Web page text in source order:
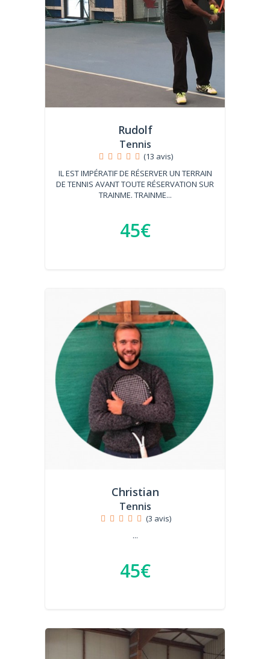
Rudolf
Tennis
(13 avis)
IL EST IMPÉRATIF DE RÉSERVER UN TERRAIN
DE TENNIS AVANT TOUTE RÉSERVATION SUR
TRAINME. TRAINME...
45€
Christian
Tennis
(3 avis)
...
45€